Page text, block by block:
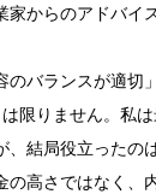
からのアドバイ
のバランスが適切
限りません。私
、結局役立ったの
の高さではなく、